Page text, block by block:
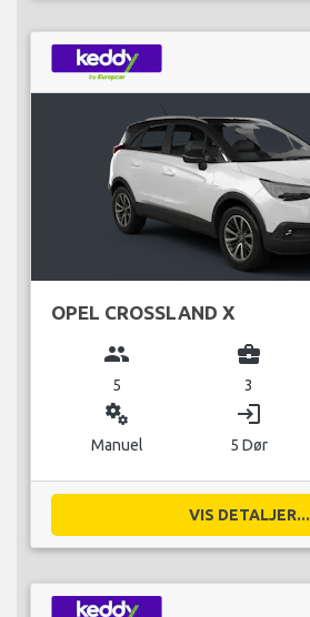
OPEL CROSSLAND X
group
5
business_center
3
miscellaneous_services
Manuel
login
5 Dør
VIS DETALJER...